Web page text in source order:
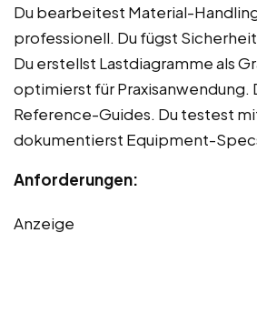
Du bearbeitest Material-
professionell. Du fügst
Du erstellst Lastdiagramme als
optimierst für Praxisanwendung.
Reference-Guides. Du testest
dokumentierst Equipment-
Anforderungen:
Anzeige